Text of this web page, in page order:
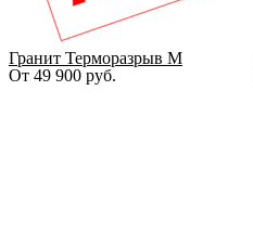
Гранит Терморазрыв М
От 49 900 руб.